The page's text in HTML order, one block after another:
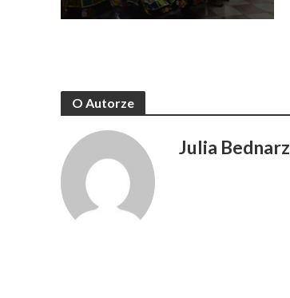
O Autorze
Julia Bednarz